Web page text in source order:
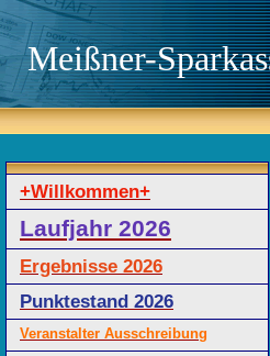
Meißner-
+Willkommen+
Laufjahr 2026
Ergebnisse 2026
Punktestand 2026
Veranstalter Ausschreibung